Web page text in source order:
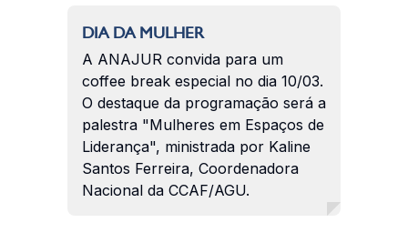
DIA DA MULHER
A ANAJUR convida para um
coffee break especial no dia 10/03.
O destaque da programação será a
palestra "Mulheres em Espaços de
Liderança", ministrada por Kaline
Santos Ferreira, Coordenadora
Nacional da CCAF/AGU.